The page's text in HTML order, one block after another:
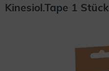
Kinesiol.Tape 1 Stück